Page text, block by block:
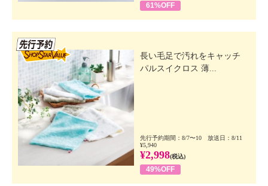
61%OFF
長い毛足で汚れをキャッチ
パルスイクロス 薄...
先行予約期間：8/7〜10 放送日：8/11
¥5,940
¥2,998(税込)
49%OFF